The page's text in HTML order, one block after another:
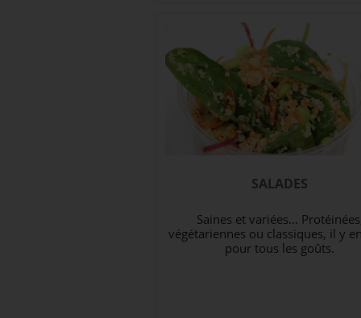
SALADES
Saines et variées...
végétariennes ou classiques, il y
pour tous les goûts.